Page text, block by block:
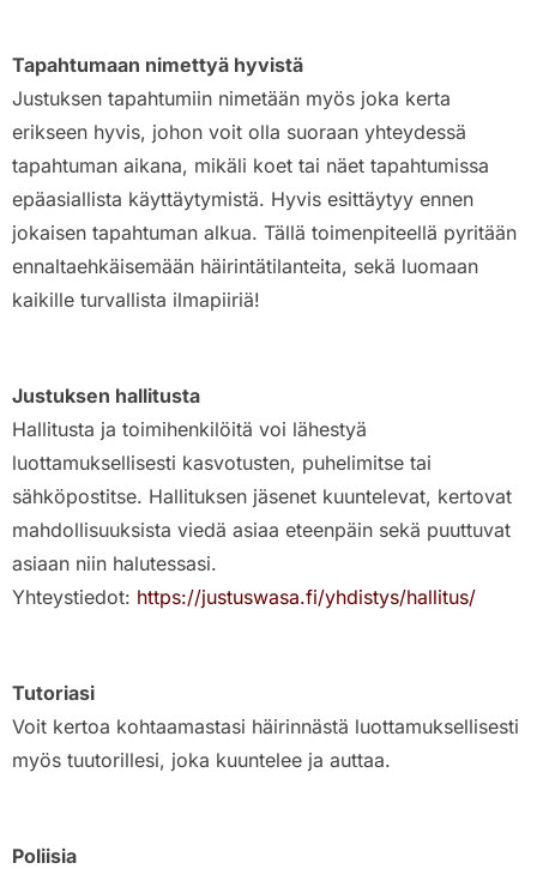
Tapahtumaan nimettyä hyvistä
Justuksen tapahtumiin nimetään myös joka kerta
erikseen hyvis, johon voit olla suoraan yhteydessä
tapahtuman aikana, mikäli koet tai näet tapahtumissa
epäasiallista käyttäytymistä. Hyvis esittäytyy ennen
jokaisen tapahtuman alkua. Tällä toimenpiteellä pyritään
ennaltaehkäisemään häirintätilanteita, sekä luomaan
kaikille turvallista ilmapiiriä!
Justuksen hallitusta
Hallitusta ja toimihenkilöitä voi lähestyä
luottamuksellisesti kasvotusten, puhelimitse tai
sähköpostitse. Hallituksen jäsenet kuuntelevat, kertovat
mahdollisuuksista viedä asiaa eteenpäin sekä puuttuvat
asiaan niin halutessasi.
Yhteystiedot: https://justuswasa.fi/yhdistys/hallitus/
Tutoriasi
Voit kertoa kohtaamastasi häirinnästä luottamuksellisesti
myös tuutorillesi, joka kuuntelee ja auttaa.
Poliisia